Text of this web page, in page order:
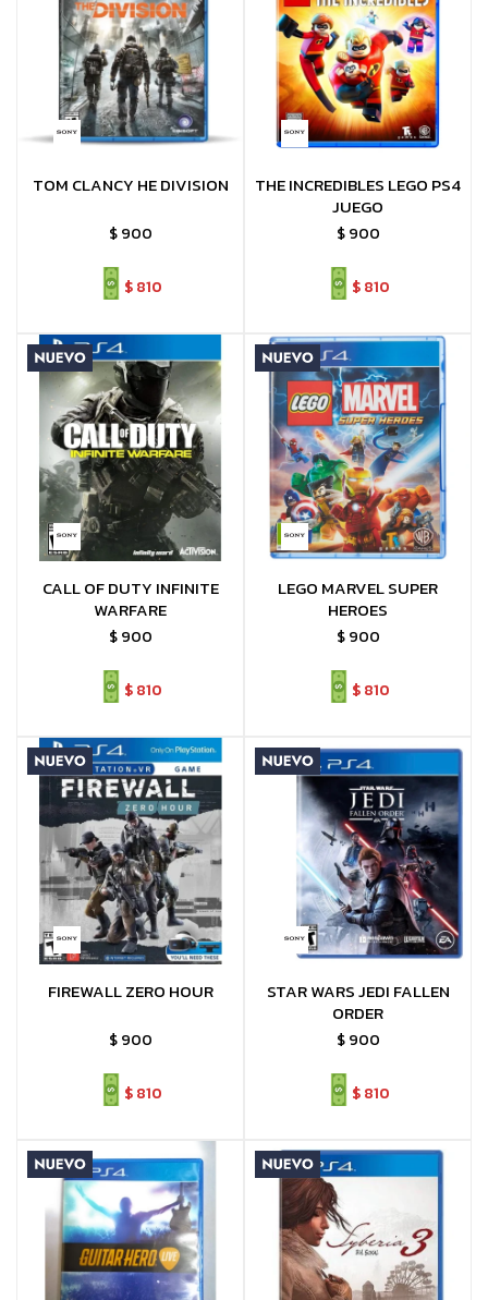
TOM CLANCY HE DIVISION
$ 900
$810
THE INCREDIBLES LEGO PS4
JUEGO
$ 900
$810
CALL OF DUTY INFINITE
WARFARE
$ 900
$810
LEGO MARVEL SUPER
HEROES
$ 900
$810
FIREWALL ZERO HOUR
$ 900
$810
STAR WARS JEDI FALLEN
ORDER
$ 900
$810